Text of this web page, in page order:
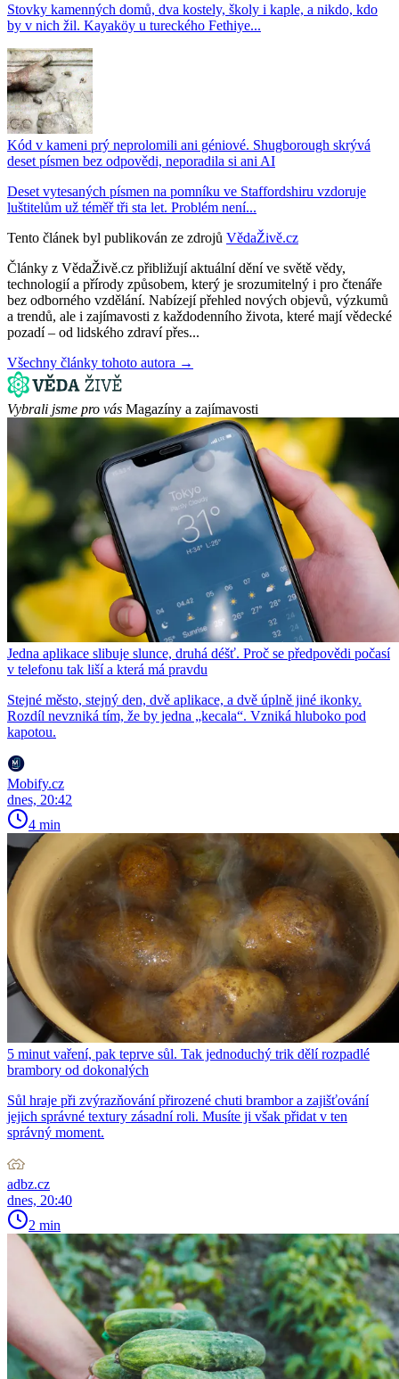
Stovky kamenných domů, dva kostely, školy i kaple, a nikdo, kdo
by v nich žil. Kayaköy u tureckého Fethiye...
Kód v kameni prý neprolomili ani géniové. Shugborough skrývá
deset písmen bez odpovědi, neporadila si ani AI
Deset vytesaných písmen na pomníku ve Staffordshiru vzdoruje
luštitelům už téměř tři sta let. Problém není...
Tento článek byl publikován ze zdrojů VědaŽivě.cz
Články z VědaŽivě.cz přibližují aktuální dění ve světě vědy,
technologií a přírody způsobem, který je srozumitelný i pro čtenáře
bez odborného vzdělání. Nabízejí přehled nových objevů, výzkumů
a trendů, ale i zajímavosti z každodenního života, které mají vědecké
pozadí – od lidského zdraví přes...
Všechny články tohoto autora →
Vybrali jsme pro vás Magazíny a zajímavosti
Jedna aplikace slibuje slunce, druhá déšť. Proč se předpovědi počasí
v telefonu tak liší a která má pravdu
Stejné město, stejný den, dvě aplikace, a dvě úplně jiné ikonky.
Rozdíl nevzniká tím, že by jedna „kecala“. Vzniká hluboko pod
kapotou.
Mobify.cz
dnes, 20:42
4 min
5 minut vaření, pak teprve sůl. Tak jednoduchý trik dělí rozpadlé
brambory od dokonalých
Sůl hraje při zvýrazňování přirozené chuti brambor a zajišťování
jejich správné textury zásadní roli. Musíte ji však přidat v ten
správný moment.
adbz.cz
dnes, 20:40
2 min